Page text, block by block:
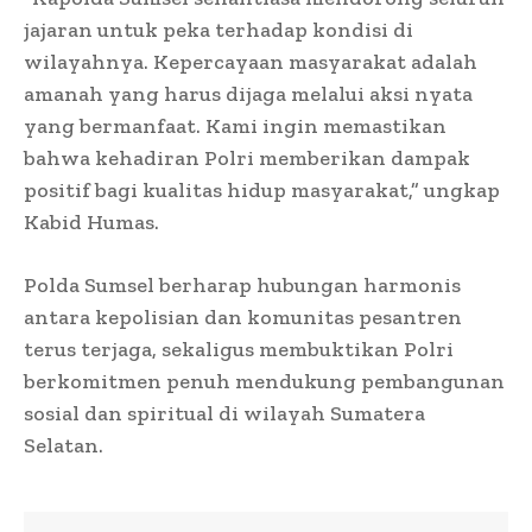
jajaran untuk peka terhadap kondisi di
wilayahnya. Kepercayaan masyarakat adalah
amanah yang harus dijaga melalui aksi nyata
yang bermanfaat. Kami ingin memastikan
bahwa kehadiran Polri memberikan dampak
positif bagi kualitas hidup masyarakat,” ungkap
Kabid Humas.
Polda Sumsel berharap hubungan harmonis
antara kepolisian dan komunitas pesantren
terus terjaga, sekaligus membuktikan Polri
berkomitmen penuh mendukung pembangunan
sosial dan spiritual di wilayah Sumatera
Selatan.